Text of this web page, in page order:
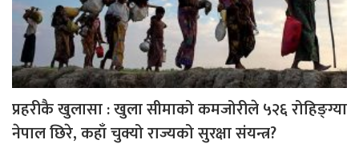
प्रहरीकै खुलासा : खुला सीमाको कमजोरीले ५२६ रोहिङ्ग्या
नेपाल छिरे, कहाँ चुक्यो राज्यको सुरक्षा संयन्त्र?